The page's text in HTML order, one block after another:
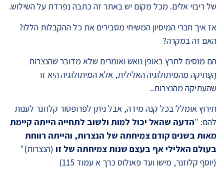
של ריבוי אלים. מכל מקום יש באתר זה כתבה נפרדת על השילוש.
אז איך חברי המיסיון המשיחי מסבירים את כל ההקבלות הללו?
האם זה במקרה?
הם מנסים לתרץ באופן נואש ואומרים שלא מדובר שהנצרות
הֶעֶתיקה מהמיתולוגיה האלילית, אלא המיתולוגיה היא זו
שהֶעֶתיקה מהנצרות..
תירוץ אומלל בכל קנה מידה, אבל ניתן לפרופסור קלוזנר לענות
להם: "הדעה שהאל יכול למות ולשוב לתחייה הייתה קיימת
מאות בשנים קודם צמיחתה של הנצרות, והייתה רווחת
בעולם האלילי אף בעצם שנות צמיחתה של זו (הנצרות)"
(יוסף קלוזנר, מישו ועד פאולוס כרך א עמוד 115)